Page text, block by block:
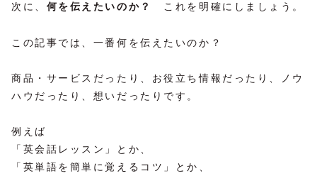
次に、 何を伝えたいのか？ これを明確にしましょう。
この記事では、一番何を伝えたいのか？
商品・サービスだったり、お役立ち情報だったり、ノウ
ハウだったり、想いだったりです。
例えば
「英会話レッスン」とか、
「英単語を簡単に覚えるコツ」とか、